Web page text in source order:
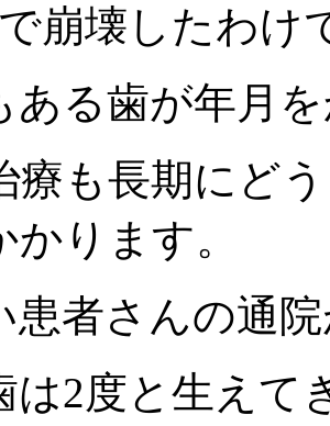
崩壊したわけ
ある歯が年月
療も長期にど
かります。
患者さんの通
は2度と生えて